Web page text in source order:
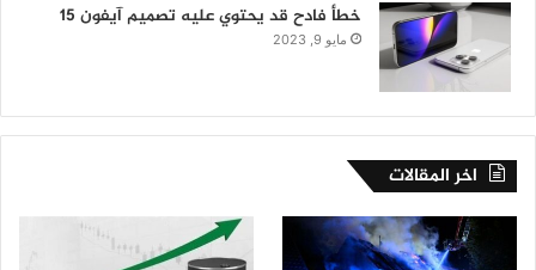
خطأ فادح قد يحتوي عليه تصميم آيفون 15
مايو 9, 2023
اخر المقالات